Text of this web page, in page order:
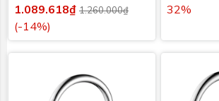
1.089.618₫ 1.260.000₫
(-14%)
32%